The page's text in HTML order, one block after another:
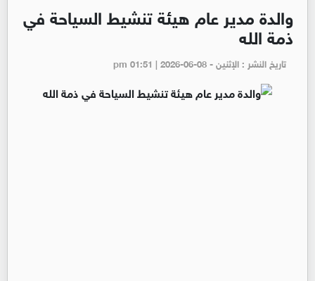
والدة مدير عام هيئة تنشيط السياحة في
ذمة الله
تاريخ النشر : الإثنين - pm 01:51 | 2026-06-08